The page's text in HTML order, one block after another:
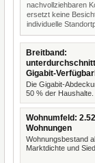
nachvollziehbaren
ersetzt keine
individuelle
Breitband:
Gigabit-
Die Gigabit-
50 % der Haushalte.
Wohnumfeld:
Wohnungen
Wohnungsbestand
Marktdichte und